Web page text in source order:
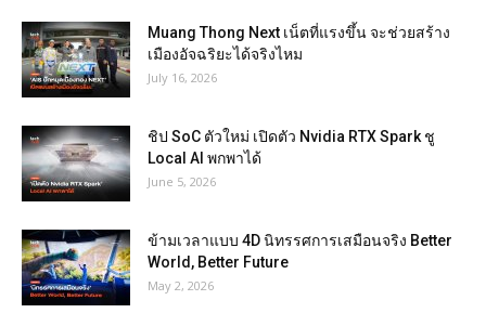
Muang Thong Next เน็ตที่แรงขึ้น จะช่วยสร้าง
เมืองอัจฉริยะได้จริงไหม
July 16, 2026
ชิป SoC ตัวใหม่ เปิดตัว Nvidia RTX Spark ชู
Local AI พกพาได้
June 5, 2026
ข้ามเวลาแบบ 4D นิทรรศการเสมือนจริง Better
World, Better Future
May 2, 2026